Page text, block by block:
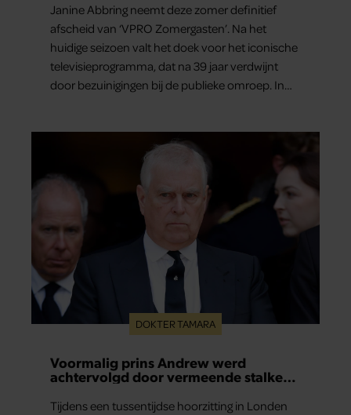
Janine Abbring neemt deze zomer definitief
afscheid van ‘VPRO Zomergasten’. Na het
huidige seizoen valt het doek voor het iconische
televisieprogramma, dat na 39 jaar verdwijnt
door bezuinigingen bij de publieke omroep. In
Hoewel ze uitkijkt naar de laatste reeks, vindt ze
het ook verdrietig dat een televisieklassieker
verdwijnt.
DOKTER TAMARA
Voormalig prins Andrew werd
achtervolgd door vermeende stalker
Tijdens een tussentijdse hoorzitting in Londen